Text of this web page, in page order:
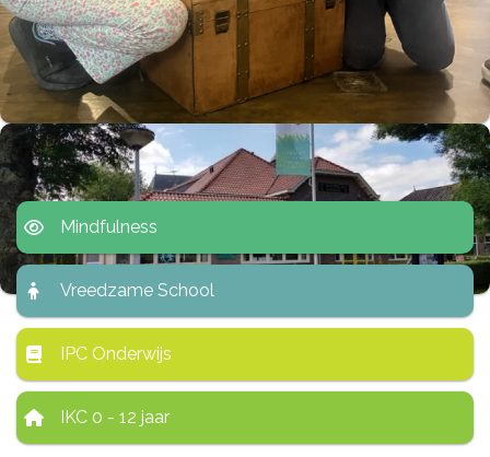
Mindfulness
Vreedzame School
IPC Onderwijs
IKC 0 - 12 jaar